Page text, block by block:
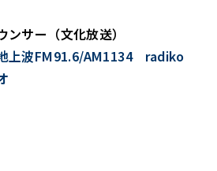
サー（文化放送）
上波FM91.6/AM1134 radiko